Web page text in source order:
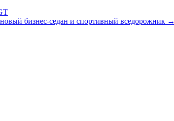
новый бизнес-седан и спортивный вседорожник →